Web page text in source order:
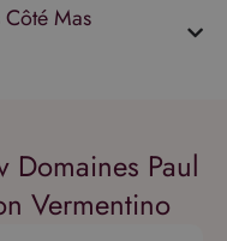
Mas
Domaines Paul
Vermentino